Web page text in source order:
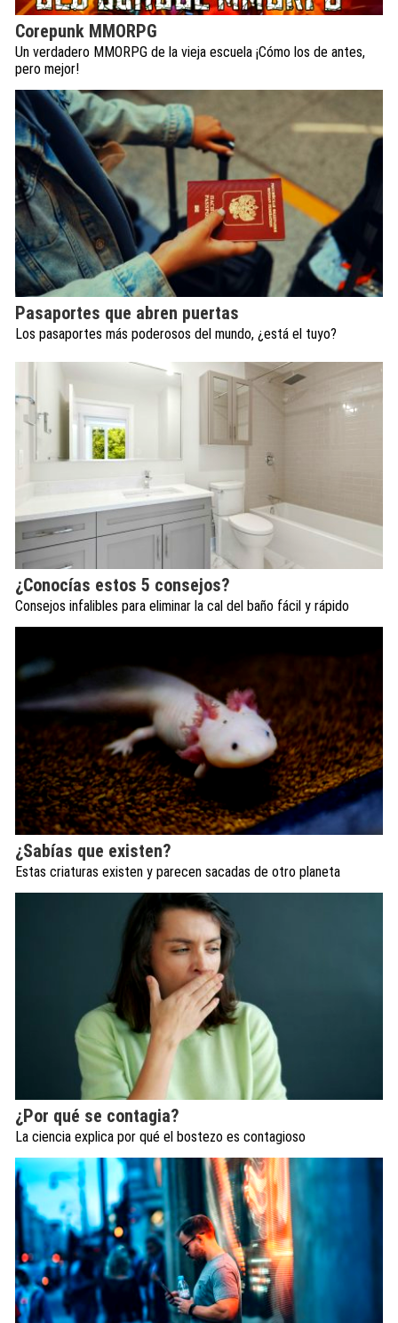
Corepunk MMORPG
Un verdadero MMORPG de la vieja escuela ¡Cómo los de antes,
pero mejor!
Pasaportes que abren puertas
Los pasaportes más poderosos del mundo, ¿está el tuyo?
¿Conocías estos 5 consejos?
Consejos infalibles para eliminar la cal del baño fácil y rápido
¿Sabías que existen?
Estas criaturas existen y parecen sacadas de otro planeta
¿Por qué se contagia?
La ciencia explica por qué el bostezo es contagioso